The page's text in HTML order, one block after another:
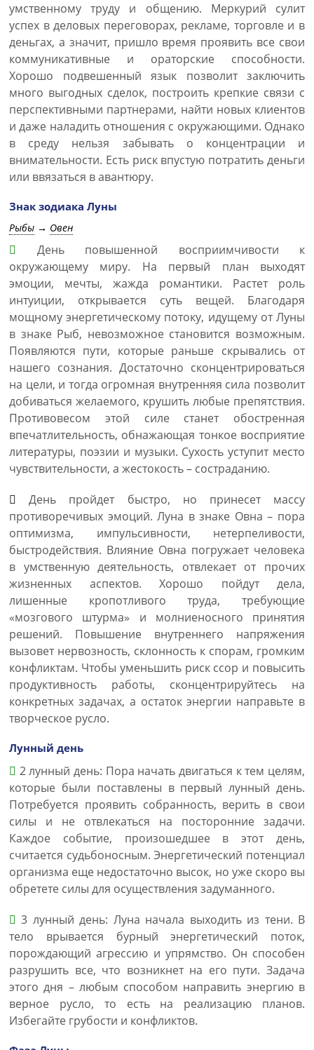
умственному труду и общению. Меркурий сулит
успех в деловых переговорах, рекламе, торговле и в
деньгах, а значит, пришло время проявить все свои
коммуникативные и ораторские способности.
Хорошо подвешенный язык позволит заключить
много выгодных сделок, построить крепкие связи с
перспективными партнерами, найти новых клиентов
и даже наладить отношения с окружающими. Однако
в среду нельзя забывать о концентрации и
внимательности. Есть риск впустую потратить деньги
или ввязаться в авантюру.
Знак зодиака Луны
Рыбы → Овен
День повышенной восприимчивости к
окружающему миру. На первый план выходят
эмоции, мечты, жажда романтики. Растет роль
интуиции, открывается суть вещей. Благодаря
мощному энергетическому потоку, идущему от Луны
в знаке Рыб, невозможное становится возможным.
Появляются пути, которые раньше скрывались от
нашего сознания. Достаточно сконцентрироваться
на цели, и тогда огромная внутренняя сила позволит
добиваться желаемого, крушить любые препятствия.
Противовесом этой силе станет обостренная
впечатлительность, обнажающая тонкое восприятие
литературы, поэзии и музыки. Сухость уступит место
чувствительности, а жестокость – состраданию.
День пройдет быстро, но принесет массу
противоречивых эмоций. Луна в знаке Овна – пора
оптимизма, импульсивности, нетерпеливости,
быстродействия. Влияние Овна погружает человека
в умственную деятельность, отвлекает от прочих
жизненных аспектов. Хорошо пойдут дела,
лишенные кропотливого труда, требующие
«мозгового штурма» и молниеносного принятия
решений. Повышение внутреннего напряжения
вызовет нервозность, склонность к спорам, громким
конфликтам. Чтобы уменьшить риск ссор и повысить
продуктивность работы, сконцентрируйтесь на
конкретных задачах, а остаток энергии направьте в
творческое русло.
Лунный день
2 лунный день: Пора начать двигаться к тем целям,
которые были поставлены в первый лунный день.
Потребуется проявить собранность, верить в свои
силы и не отвлекаться на посторонние задачи.
Каждое событие, произошедшее в этот день,
считается судьбоносным. Энергетический потенциал
организма еще недостаточно высок, но уже скоро вы
обретете силы для осуществления задуманного.
3 лунный день: Луна начала выходить из тени. В
тело врывается бурный энергетический поток,
порождающий агрессию и упрямство. Он способен
разрушить все, что возникнет на его пути. Задача
этого дня – любым способом направить энергию в
верное русло, то есть на реализацию планов.
Избегайте грубости и конфликтов.